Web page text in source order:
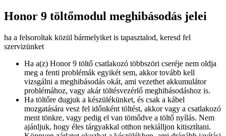
Honor 9 töltőmodul meghibásodás jelei
ha a felsoroltak közül bármelyiket is tapasztalod, keresd fel
szervizünket
Ha a(z) Honor 9 töltő csatlakozó többszöri cseréje nem oldja
meg a fenti problémák egyikét sem, akkor tovább kell
vizsgálni a meghibásodás okát, ami vezethet akkumulátor
problémához, vagy akár töltésvezérlő meghibásodáshoz is.
Ha töltőre dugjuk a készülékünket, és csak a kábel
mozgatására vesz fel időnként töltést, akkor vagy a csatlakozó
ment tönkre, vagy pedig el van tömődve a töltő nyílás. Nem
ajánljuk, hogy éles tárgyakkal otthon nekiálljon kitisztítani.